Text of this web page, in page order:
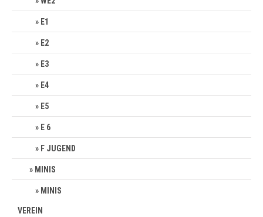
E1
E2
E3
E4
E5
E 6
F JUGEND
MINIS
MINIS
VEREIN